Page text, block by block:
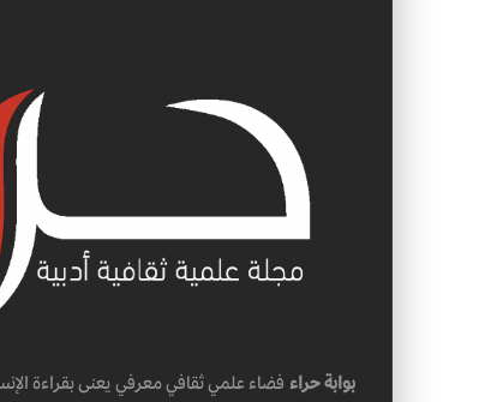
بوابة حراء فضاء علمي ثقافي معرفي يعنى بقراءة